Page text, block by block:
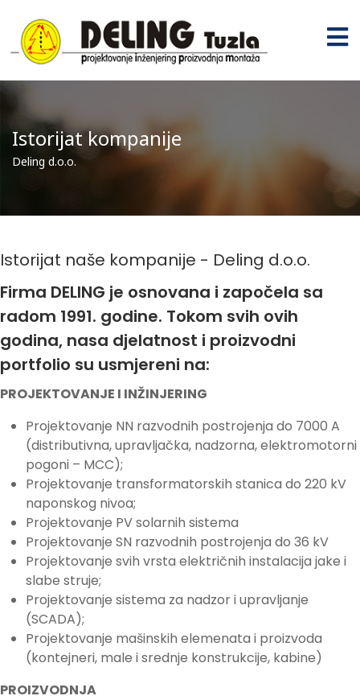
Istorijat kompanije
Deling d.o.o.
Istorijat naše kompanije - Deling d.o.o.
Firma DELING je osnovana i započela sa
radom 1991. godine. Tokom svih ovih
godina, nasa djelatnost i proizvodni
portfolio su usmjereni na:
PROJEKTOVANJE I INŽINJERING
Projektovanje NN razvodnih postrojenja do 7000 A
(distributivna, upravljačka, nadzorna, elektromotorni
pogoni – MCC);
Projektovanje transformatorskih stanica do 220 kV
naponskog nivoa;
Projektovanje PV solarnih sistema
Projektovanje SN razvodnih postrojenja do 36 kV
Projektovanje svih vrsta električnih instalacija jake i
slabe struje;
Projektovanje sistema za nadzor i upravljanje
(SCADA);
Projektovanje mašinskih elemenata i proizvoda
(kontejneri, male i srednje konstrukcije, kabine)
PROIZVODNJA